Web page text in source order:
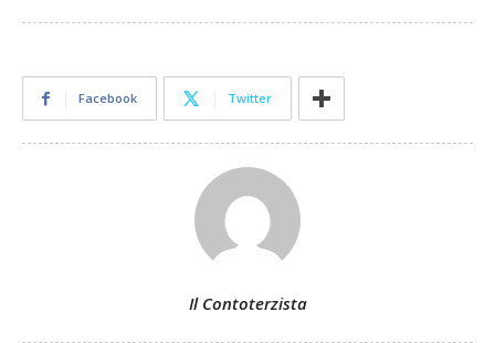
Facebook Twitter
Il Contoterzista